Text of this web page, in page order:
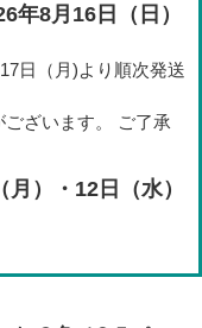
年8月16日（日）
日（月)より順次発送
ざいます。 ご了承
）・12日（水）